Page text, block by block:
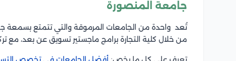
جامعة المنصورة
تُعد واحدة من الجامعات المرموقة والتي تتمتع بسمعة
من خلال كلية التجارة برامج ماجستير تسويق عن بعد، مع